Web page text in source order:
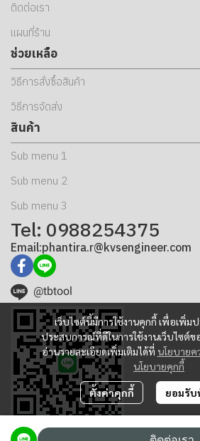
เว็บไซต์นี้มีการใช้งานคุกกี้ เพื่อเพิ่ม
ประสบการณ์ที่ดีในการใช้งานเว็บไซต์ข
อ่านรายละเอียดเพิ่มเติมได้ที่ นโยบายค
นโยบายคุกกี้
ตั้งค่าคุกกี้ ยอมรับ
ติดต่อเรา
แผนที่ร้าน
ช่วยเหลือ
วิธีการสั่งซื้อสินค้า
วิธีการจัดส่ง
สินค้า
Sub menu 1
Sub menu 2
Sub menu 3
Tel: 0988254375
Email:phantira.r@kvsengineer.com
@tbtool